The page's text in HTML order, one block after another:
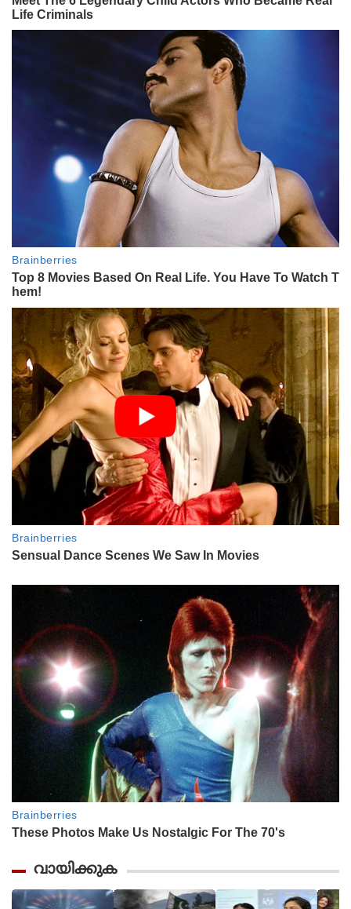
വായിക്കുക